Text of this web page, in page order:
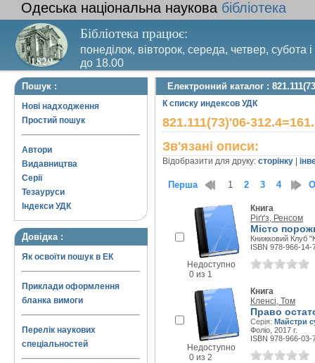
Одеська національна наукова бібліотека
Бібліотека працює:
понеділок, вівторок, середа, четвер, субота
до 18.00
Вихідний день – п’ятниця. Останній четвер
Пошук :
Нові надходження
Простий пошук
Автори
Видавництва
Серії
Тезауруси
Індекси УДК
Довідка :
Як освоїти пошук в ЕК
Приклади оформлення
бланка вимоги
Перелік наукових
спеціальностей
Електронний каталог :
К списку индексов УДК
821.111(73)'06-
Зв'язані описи:
Відобразити для друку: сторінку
Перша 1 2 3 4
Недоступно
0 из 1
Книга
Ріґґз, Ренсом
Місто
Книжковий Клуб
ISBN 978-966-14-
Недоступно
0 из 2
Книга
Кленсі, Том
Право
Серія: Майстри
Фоліо, 2017 г.
ISBN 978-966-03-